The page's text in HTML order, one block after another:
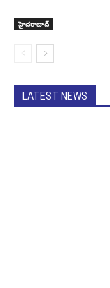
హైదరాబాద్‌
LATEST NEWS